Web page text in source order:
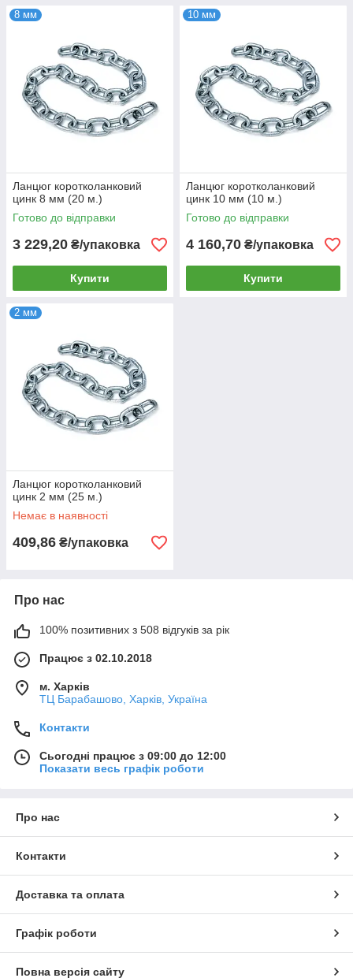
8 мм
Ланцюг коротколанковий
цинк 8 мм (20 м.)
Готово до відправки
3 229,20 ₴/упаковка
Купити
10 мм
Ланцюг коротколанковий
цинк 10 мм (10 м.)
Готово до відправки
4 160,70 ₴/упаковка
Купити
2 мм
Ланцюг коротколанковий
цинк 2 мм (25 м.)
Немає в наявності
409,86 ₴/упаковка
Про нас
100% позитивних з 508 відгуків за рік
Працює з 02.10.2018
м. Харків
ТЦ Барабашово, Харків, Україна
Контакти
Сьогодні працює з 09:00 до 12:00
Показати весь графік роботи
Про нас
Контакти
Доставка та оплата
Графік роботи
Повна версія сайту